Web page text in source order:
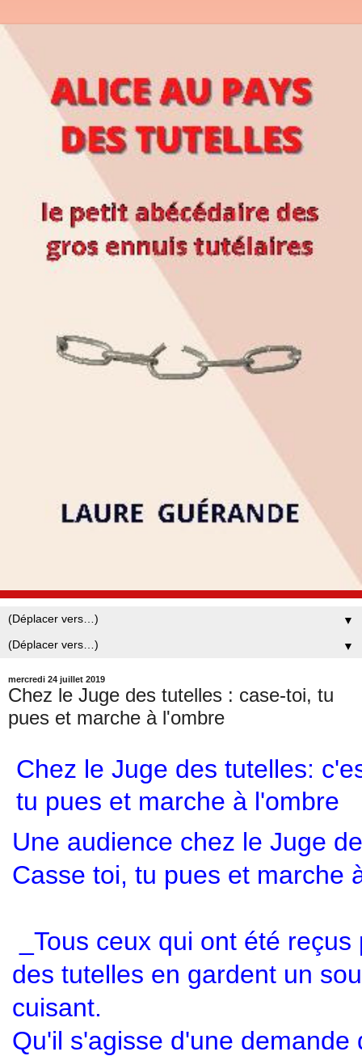
▼
▼
mercredi 24 juillet 2019
Chez le Juge des tutelles : case-toi, tu
pues et marche à l'ombre
Chez le Juge des tutelles:
tu pues et marche à l'ombre
Une audience chez le Juge
Casse toi, tu pues et marche
_Tous ceux qui ont été
des tutelles en gardent un
cuisant.
Qu'il s'agisse d'une demande